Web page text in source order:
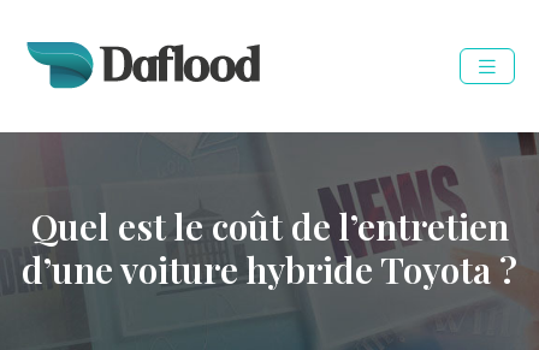
Quel est le coût de l’entretien
d’une voiture hybride Toyota ?